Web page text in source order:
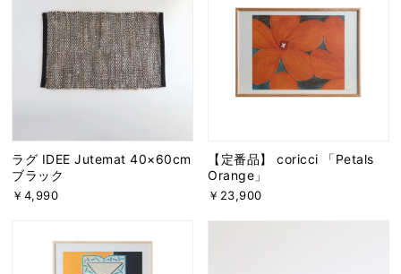
ラグ IDEE Jutemat 40×60cm
ブラック
￥4,990
【定番品】 coricci 「Petals
Orange」
￥23,900